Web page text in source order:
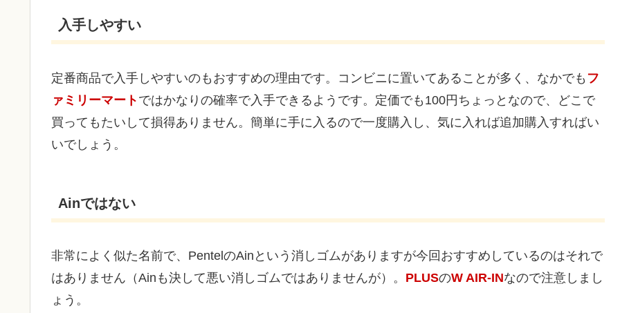
入手しやすい
定番商品で入手しやすいのもおすすめの理由です。コンビニに置いてあることが多く、なかでも フ
ァミリーマート ではかなりの確率で入手できるようです。定価でも100円ちょっとなので、どこで
買ってもたいして損得ありません。簡単に手に入るので一度購入し、気に入れば追加購入すればい
いでしょう。
Ainではない
非常によく似た名前で、PentelのAinという消しゴムがありますが今回おすすめしているのはそれで
はありません（Ainも決して悪い消しゴムではありませんが）。 PLUSのW AIR-INなので注意しまし
ょう。